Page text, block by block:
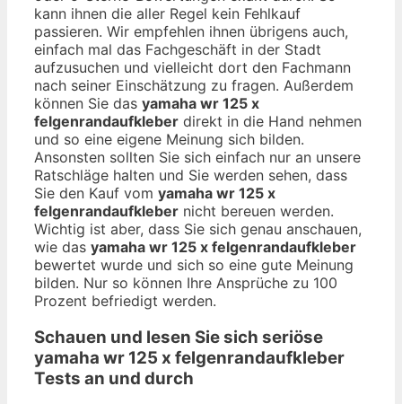
kann ihnen die aller Regel kein Fehlkauf
passieren. Wir empfehlen ihnen übrigens auch,
einfach mal das Fachgeschäft in der Stadt
aufzusuchen und vielleicht dort den Fachmann
nach seiner Einschätzung zu fragen. Außerdem
können Sie das yamaha wr 125 x
felgenrandaufkleber direkt in die Hand nehmen
und so eine eigene Meinung sich bilden.
Ansonsten sollten Sie sich einfach nur an unsere
Ratschläge halten und Sie werden sehen, dass
Sie den Kauf vom yamaha wr 125 x
felgenrandaufkleber nicht bereuen werden.
Wichtig ist aber, dass Sie sich genau anschauen,
wie das yamaha wr 125 x felgenrandaufkleber
bewertet wurde und sich so eine gute Meinung
bilden. Nur so können Ihre Ansprüche zu 100
Prozent befriedigt werden.
Schauen und lesen Sie sich seriöse
yamaha wr 125 x felgenrandaufkleber
Tests an und durch